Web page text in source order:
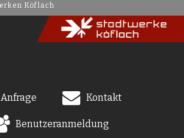
Köflach
Anfrage Kontakt
Benutzeranmeldung